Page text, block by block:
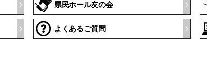
県民ホール友の会
よくあるご質問